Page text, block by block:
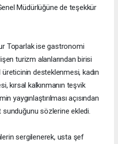
Müdürlüğüne de teşekkür
Toparlak ise gastronomi
turizm alanlarından birisi
desteklenmesi, kadın
kırsal kalkınmanın teşvik
yaygınlaştırılması açısından
sözlerine ekledi.
sergilenerek, usta şef